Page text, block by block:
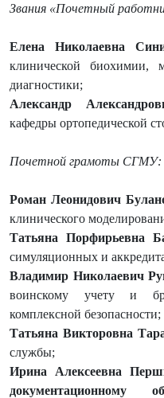
Звания «Почетный
Елена Николаевна
клинической биохимии,
диагностики;
Александр
кафедры ортопедической
Почетной грамоты СГМУ:
Роман Леонидович
клинического
Татьяна Порфирьевна
симуляционных и
Владимир Николаевич
воинскому учету и
комплексной безопасности;
Татьяна Викторовна
службы;
Ирина Алексеевна
документационному